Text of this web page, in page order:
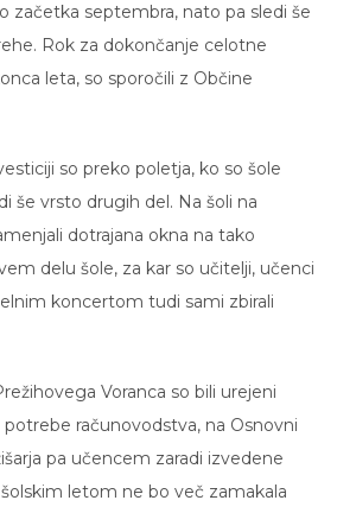
začetka septembra, nato pa sledi še
Rok za dokončanje celotne
leta, so sporočili z Občine
so preko poletja, ko so šole
še vrsto drugih del. Na šoli na
dotrajana okna na tako
delu šole, za kar so učitelji, učenci
koncertom tudi sami zbirali
Voranca so bili urejeni
računovodstva, na Osnovni
pa učencem zaradi izvedene
letom ne bo več zamakala